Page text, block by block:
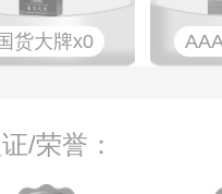
货大牌x0
/荣誉：